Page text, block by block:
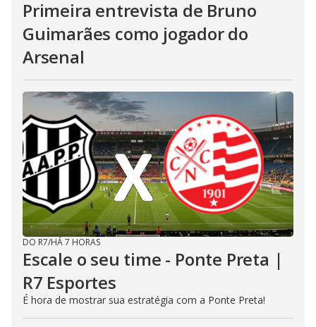
Primeira entrevista de Bruno
Guimarães como jogador do
Arsenal
DO R7/HÁ 7 HORAS
Escale o seu time - Ponte Preta |
R7 Esportes
É hora de mostrar sua estratégia com a Ponte Preta!